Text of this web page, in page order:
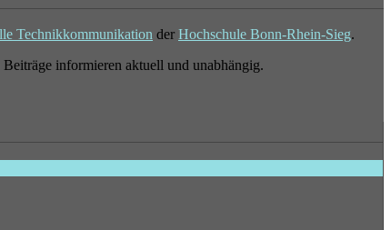
Technikkommunikation der Hochschule Bonn-Rhein-Sieg.
informieren aktuell und unabhängig.